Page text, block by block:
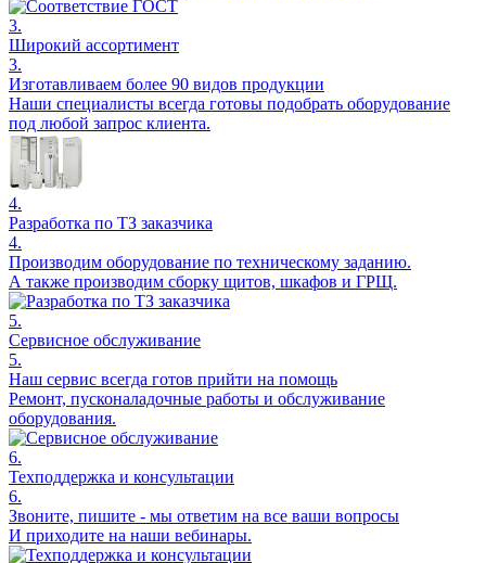
3.
Широкий ассортимент
3.
Изготавливаем более 90 видов продукции
Наши специалисты всегда готовы подобрать оборудование
под любой запрос клиента.
4.
Разработка по ТЗ заказчика
4.
Производим оборудование по техническому заданию.
А также производим сборку щитов, шкафов и ГРЩ.
5.
Сервисное обслуживание
5.
Наш сервис всегда готов прийти на помощь
Ремонт, пусконаладочные работы и обслуживание
оборудования.
6.
Техподдержка и консультации
6.
Звоните, пишите - мы ответим на все ваши вопросы
И приходите на наши вебинары.